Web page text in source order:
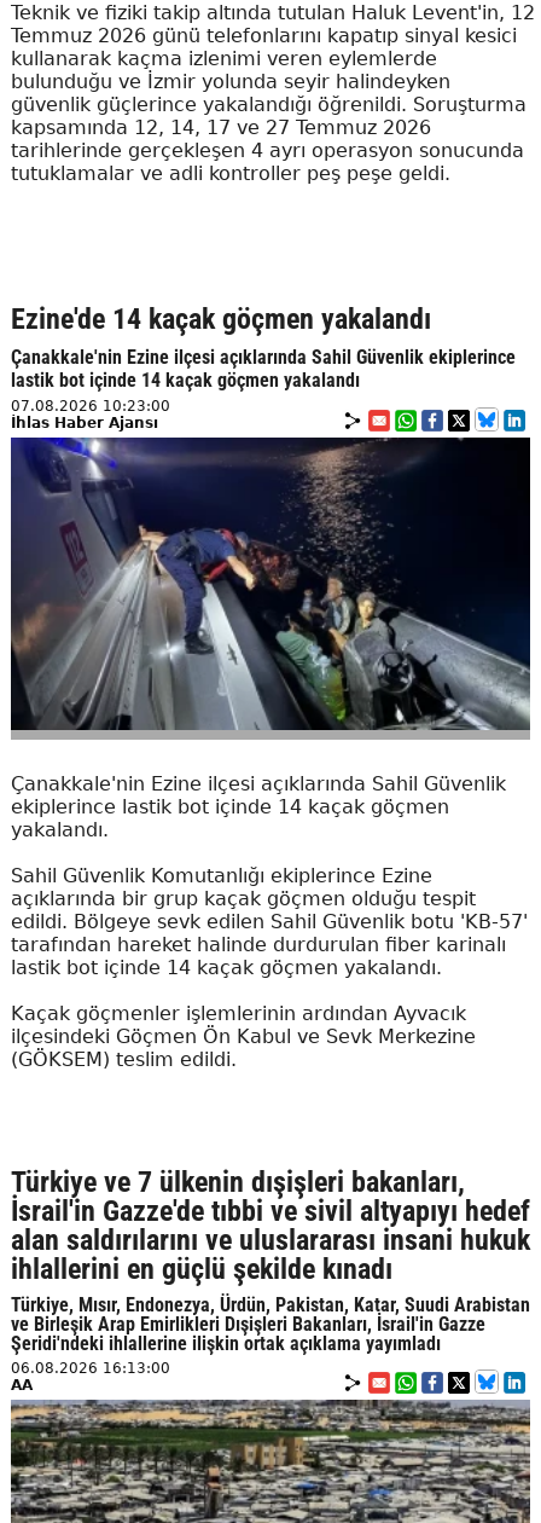
Teknik ve fiziki takip altında tutulan Haluk Levent'in, 12
Temmuz 2026 günü telefonlarını kapatıp sinyal kesici
kullanarak kaçma izlenimi veren eylemlerde
bulunduğu ve İzmir yolunda seyir halindeyken
güvenlik güçlerince yakalandığı öğrenildi. Soruşturma
kapsamında 12, 14, 17 ve 27 Temmuz 2026
tarihlerinde gerçekleşen 4 ayrı operasyon sonucunda
tutuklamalar ve adli kontroller peş peşe geldi.
Ezine'de 14 kaçak göçmen yakalandı
Çanakkale'nin Ezine ilçesi açıklarında Sahil Güvenlik ekiplerince
lastik bot içinde 14 kaçak göçmen yakalandı
07.08.2026 10:23:00
İhlas Haber Ajansı
Çanakkale'nin Ezine ilçesi açıklarında Sahil Güvenlik
ekiplerince lastik bot içinde 14 kaçak göçmen
yakalandı.
Sahil Güvenlik Komutanlığı ekiplerince Ezine
açıklarında bir grup kaçak göçmen olduğu tespit
edildi. Bölgeye sevk edilen Sahil Güvenlik botu 'KB-57'
tarafından hareket halinde durdurulan fiber karinalı
lastik bot içinde 14 kaçak göçmen yakalandı.
Kaçak göçmenler işlemlerinin ardından Ayvacık
ilçesindeki Göçmen Ön Kabul ve Sevk Merkezine
(GÖKSEM) teslim edildi.
Türkiye ve 7 ülkenin dışişleri bakanları,
İsrail'in Gazze'de tıbbi ve sivil altyapıyı hedef
alan saldırılarını ve uluslararası insani hukuk
ihlallerini en güçlü şekilde kınadı
Türkiye, Mısır, Endonezya, Ürdün, Pakistan, Katar, Suudi Arabistan
ve Birleşik Arap Emirlikleri Dışişleri Bakanları, İsrail'in Gazze
Şeridi'ndeki ihlallerine ilişkin ortak açıklama yayımladı
06.08.2026 16:13:00
AA